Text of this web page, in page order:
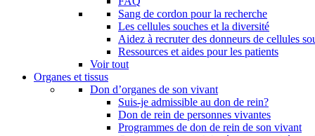
Sang de cordon pour la recherche
Les cellules souches et la diversité
Aidez à recruter des donneurs de cellules
Ressources et aides pour les patients
Voir tout
Organes et tissus
Don d’organes de son vivant
Suis-je admissible au don de rein?
Don de rein de personnes vivantes
Programmes de don de rein de son vivant